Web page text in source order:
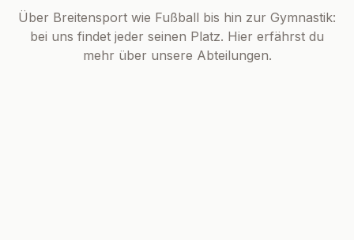
Über Breitensport wie Fußball bis hin zur Gymnastik:
bei uns findet jeder seinen Platz. Hier erfährst du
mehr über unsere Abteilungen.